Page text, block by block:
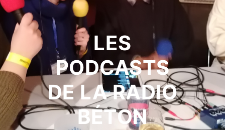
LES
PODCASTS
DE LA RADIO
BÉTON